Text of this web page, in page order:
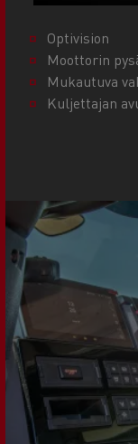
Optivision
Moottorin
Mukautuva
Kuljettajan